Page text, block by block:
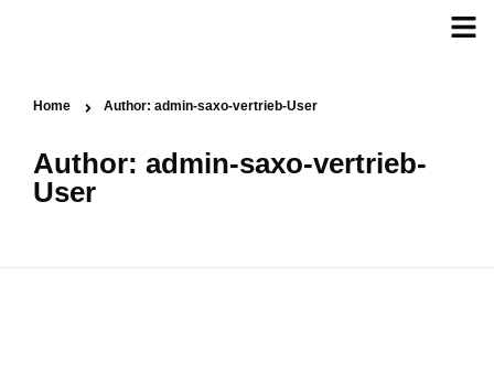
Home Author: admin-saxo-vertrieb-User
Author: admin-saxo-vertrieb-
User